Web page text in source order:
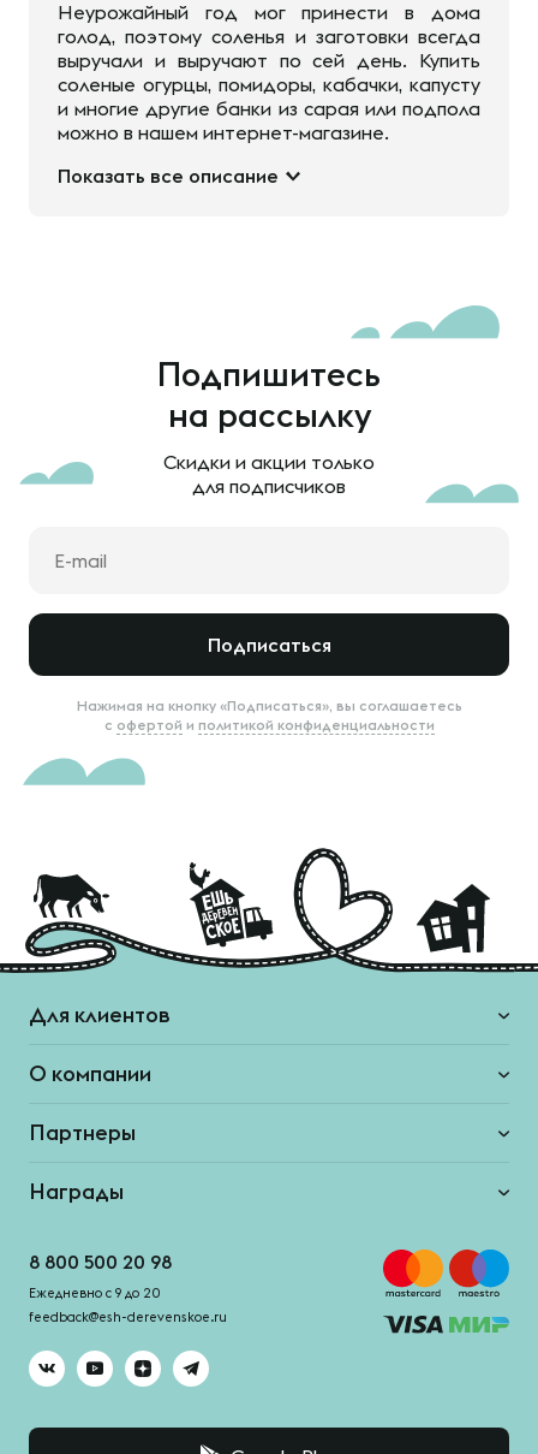
Неурожайный год мог принести в дома
голод, поэтому соленья и заготовки всегда
выручали и выручают по сей день. Купить
соленые огурцы, помидоры, кабачки, капусту
и многие другие банки из сарая или подпола
можно в нашем интернет-магазине.
Показать все описание
Подпишитесь
на рассылку
Скидки и акции только
для подписчиков
Подписаться
Нажимая на кнопку «Подписаться», вы соглашаетесь
с офертой и политикой конфиденциальности
Для клиентов
О компании
Партнеры
Награды
8 800 500 20 98
Ежедневно с 9 до 20
feedback@esh-derevenskoe.ru